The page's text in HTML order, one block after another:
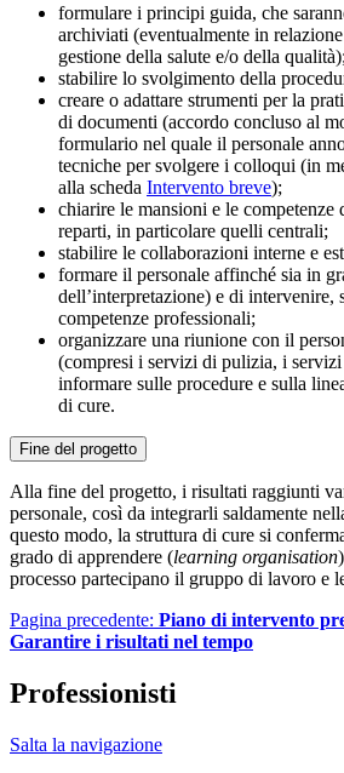
formulare i principi guida, che
archiviati (eventualmente in
gestione della salute e/o della qualità);
stabilire lo svolgimento della
creare o adattare strumenti per la
di documenti (accordo concluso al
formulario nel quale il personale
tecniche per svolgere i colloqui (in
alla scheda Intervento breve);
chiarire le mansioni e le
reparti, in particolare quelli centrali;
stabilire le collaborazioni interne e
formare il personale affinché sia in
dell’interpretazione) e di intervenire,
competenze professionali;
organizzare una riunione con il
(compresi i servizi di pulizia, i
informare sulle procedure e sulla
di cure.
Fine del progetto
Alla fine del progetto, i risultati raggiunti
personale, così da integrarli saldamente
questo modo, la struttura di cure si
grado di apprendere (learning organisation
processo partecipano il gruppo di lavoro e
Pagina precedente: Piano di intervento
Garantire i risultati nel tempo
Professionisti
Salta la navigazione